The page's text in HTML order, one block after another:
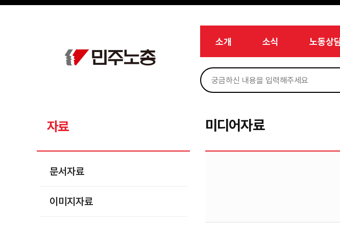
메뉴 건너뛰기
소개 소식 노동상
자료
문서자료
이미지자료
미디어자료
Sketchbook5, 스케치북5
Sketchbook5, 스케치북5